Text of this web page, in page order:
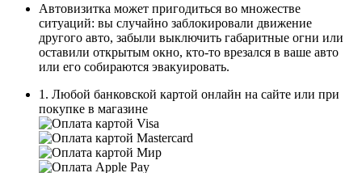
Автовизитка может пригодиться во множестве
ситуаций: вы случайно заблокировали движение
другого авто, забыли выключить габаритные огни или
оставили открытым окно, кто-то врезался в ваше авто
или его собираются эвакуировать.
1. Любой банковской картой онлайн на сайте или при
покупке в магазине